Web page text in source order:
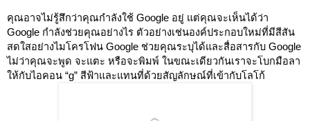
คุณอาจไม่รู้สึกว่าคุณกำลังใช้ Google อยู่ แต่คุณจะเห็นได้ว่า
Google กำลังช่วยคุณอย่างไร ตัวอย่างเช่นองค์ประกอบใหม่ที่มีสีสัน
สดใสอย่างไมโครโฟน Google ช่วยคุณระบุได้และสื่อสารกับ Google
ไม่ว่าคุณจะพูด จะแตะ หรือจะพิมพ์ ในขณะเดียวกันเราจะโบกมือลา
ให้กับไอคอน “g” สีฟ้าและแทนที่ด้วยสัญลักษณ์ที่เข้ากับโลโก้